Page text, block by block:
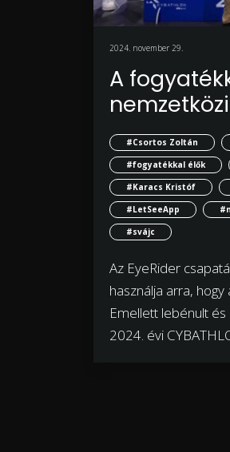
2024. november 29.
A
#Csortos Zoltán
#fogyatékkal élők
#Karacs Kristóf
#LetSeeApp
#svájc
Az EyeRider
használja arra,
Emellett lebénult
2024. évi